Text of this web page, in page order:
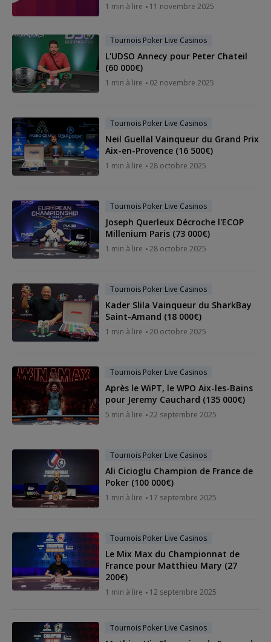
1 min à lire 11 novembre 2025
Tournois Poker Live Casinos
L'UDSO Annecy pour Peter Chateil
(60 000€)
1 min à lire 02 novembre 2025
Tournois Poker Live Casinos
Neil Guellal Vainqueur du Grand Prix
Aix-en-Provence (16 500€)
1 min à lire 28 octobre 2025
Tournois Poker Live Casinos
Joseph Querleux Décroche l'ECOP
Millenium Paris (73 000€)
1 min à lire 28 octobre 2025
Tournois Poker Live Casinos
Kader Slila Vainqueur du SharkBay
Saint-Amand (18 000€)
1 min à lire 20 octobre 2025
Tournois Poker Live Casinos
Après le WiPT, le WPO Aix-les-Bains
pour Jeremy Cauchard (135 000€)
5 min à lire 22 septembre 2025
Tournois Poker Live Casinos
Ali Cicioglu Champion de France de
Poker (100 000€)
1 min à lire 17 septembre 2025
Tournois Poker Live Casinos
Le Mix Max du Championnat de
France pour Matthieu Mary (27
200€)
1 min à lire 12 septembre 2025
Tournois Poker Live Casinos